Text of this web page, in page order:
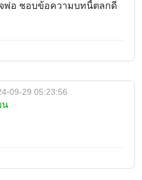
พ่อ ชอบข้อความบทนี้ตลกดี
09-29 05:23:56
น